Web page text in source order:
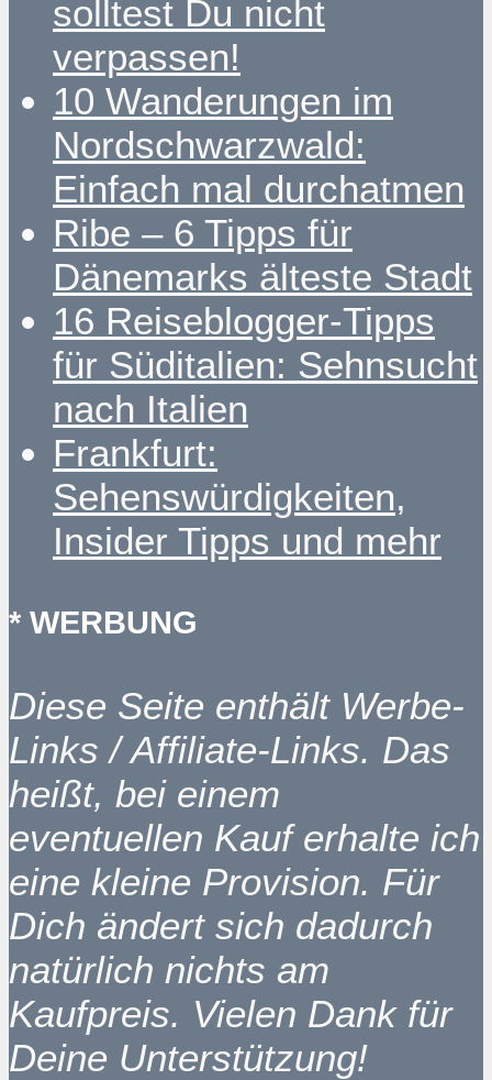
solltest Du nicht
verpassen!
10 Wanderungen im
Nordschwarzwald:
Einfach mal durchatmen
Ribe – 6 Tipps für
Dänemarks älteste Stadt
16 Reiseblogger-Tipps
für Süditalien: Sehnsucht
nach Italien
Frankfurt:
Sehenswürdigkeiten,
Insider Tipps und mehr
* WERBUNG
Diese Seite enthält Werbe-
Links / Affiliate-Links. Das
heißt, bei einem
eventuellen Kauf erhalte ich
eine kleine Provision. Für
Dich ändert sich dadurch
natürlich nichts am
Kaufpreis. Vielen Dank für
Deine Unterstützung!